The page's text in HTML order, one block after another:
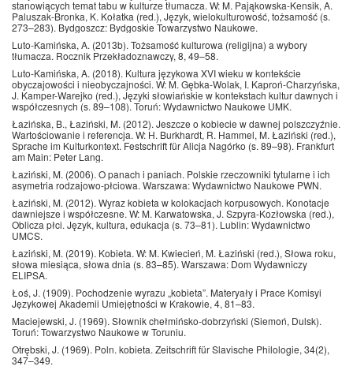
stanowiących temat tabu w kulturze tłumacza. W: M. Pająkowska-Kensik, A.
Paluszak-Bronka, K. Kołatka (red.), Język, wielokulturowość, tożsamość (s.
273–283). Bydgoszcz: Bydgoskie Towarzystwo Naukowe.
Luto-Kamińska, A. (2013b). Tożsamość kulturowa (religijna) a wybory
tłumacza. Rocznik Przekładoznawczy, 8, 49–58.
Luto-Kamińska, A. (2018). Kultura językowa XVI wieku w kontekście
obyczajowości i nieobyczajności. W: M. Gębka-Wolak, I. Kaproń-Charzyńska,
J. Kamper-Warejko (red.), Języki słowiańskie w kontekstach kultur dawnych i
współczesnych (s. 89–108). Toruń: Wydawnictwo Naukowe UMK.
Łazińska, B., Łaziński, M. (2012). Jeszcze o kobiecie w dawnej polszczyźnie.
Wartościowanie i referencja. W: H. Burkhardt, R. Hammel, M. Łaziński (red.),
Sprache im Kulturkontext. Festschrift für Alicja Nagórko (s. 89–98). Frankfurt
am Main: Peter Lang.
Łaziński, M. (2006). O panach i paniach. Polskie rzeczowniki tytularne i ich
asymetria rodzajowo-płciowa. Warszawa: Wydawnictwo Naukowe PWN.
Łaziński, M. (2012). Wyraz kobieta w kolokacjach korpusowych. Konotacje
dawniejsze i współczesne. W: M. Karwatowska, J. Szpyra-Kozłowska (red.),
Oblicza płci. Język, kultura, edukacja (s. 73–81). Lublin: Wydawnictwo
UMCS.
Łaziński, M. (2019). Kobieta. W: M. Kwiecień, M. Łaziński (red.), Słowa roku,
słowa miesiąca, słowa dnia (s. 83–85). Warszawa: Dom Wydawniczy
ELIPSA.
Łoś, J. (1909). Pochodzenie wyrazu „kobieta”. Materyały i Prace Komisyi
Językowej Akademii Umiejętności w Krakowie, 4, 81–83.
Maciejewski, J. (1969). Słownik chełmińsko-dobrzyński (Siemoń, Dulsk).
Toruń: Towarzystwo Naukowe w Toruniu.
Otrębski, J. (1969). Poln. kobieta. Zeitschrift für Slavische Philologie, 34(2),
347–349.